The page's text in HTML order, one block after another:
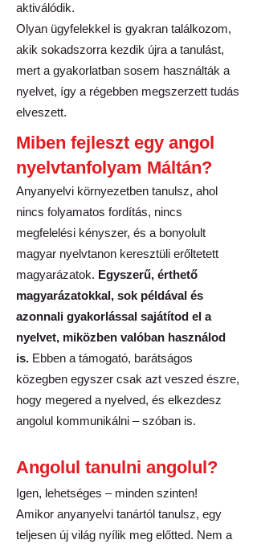
aktiválódik.
Olyan ügyfelekkel is gyakran találkozom,
akik sokadszorra kezdik újra a tanulást,
mert a gyakorlatban sosem használták a
nyelvet, így a régebben megszerzett tudás
elveszett.
​Miben fejleszt egy angol
nyelvtanfolyam Máltán?
Anyanyelvi környezetben tanulsz, ahol
nincs folyamatos fordítás, nincs
megfelelési kényszer, és a bonyolult
magyar nyelvtanon keresztüli erőltetett
magyarázatok. Egyszerű, érthető
magyarázatokkal, sok példával és
azonnali gyakorlással sajátítod el a
nyelvet, miközben valóban használod
is. Ebben a támogató, barátságos
közegben egyszer csak azt veszed észre,
hogy megered a nyelved, és elkezdesz
angolul kommunikálni – szóban is.
Angolul tanulni angolul?
Igen, lehetséges – minden szinten!
Amikor anyanyelvi tanártól tanulsz, egy
teljesen új világ nyílik meg előtted. Nem a